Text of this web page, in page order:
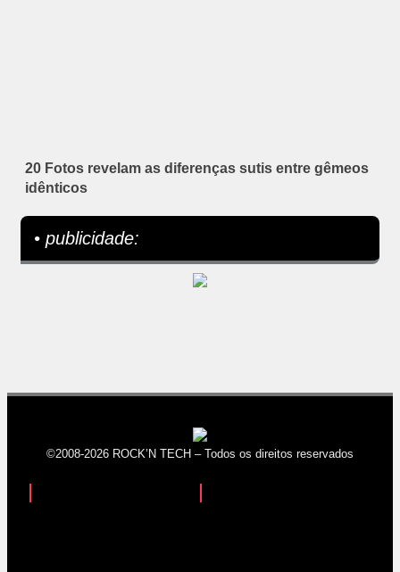
20 Fotos revelam as diferenças sutis entre gêmeos
idênticos
• publicidade:
©2008-2026 ROCK’N TECH – Todos os direitos reservados